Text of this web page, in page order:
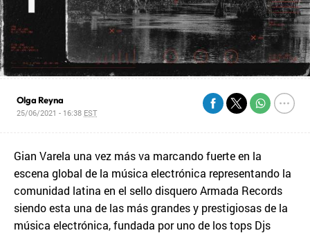
Olga Reyna
25/06/2021 - 16:38 EST
Gian Varela una vez más va marcando fuerte en la
escena global de la música electrónica representando la
comunidad latina en el sello disquero Armada Records
siendo esta una de las más grandes y prestigiosas de la
música electrónica, fundada por uno de los tops Djs